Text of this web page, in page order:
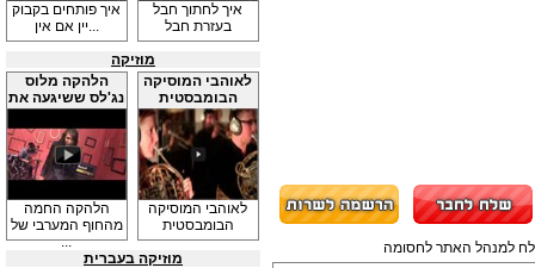
איך פותחים בקבוק
יין אם אין...
איך לחתוך חבל
בעזרת חבל
מוזיקה
הלהקה מלוס
נג'לס ששיגעה את
...
הלהקה החמה
מהחוף המערבי של
...
לאוהבי המוסיקה
הבומבסטית
לאוהבי המוסיקה
הבומבסטית
מוזיקה בעברית
למנהל האתר לחסומה